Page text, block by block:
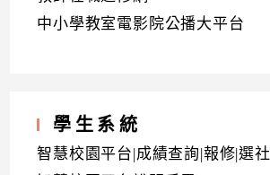
中小學教室電影院公播大平台
學生系統
智慧校園平台|成績查詢|報修|選社